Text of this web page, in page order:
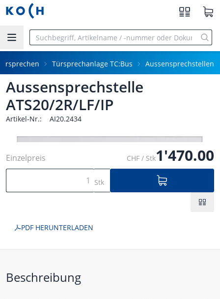
Zum Hauptinhalt springen
Türsprechanlage TC:Bus Aussensprechstellen
Aussensprechstelle
ATS20/2R/LF/IP
Artikel-Nr.: AI20.2434
Einzelpreis CHF / Stk1'470.00
Stk
PDF HERUNTERLADEN
Beschreibung